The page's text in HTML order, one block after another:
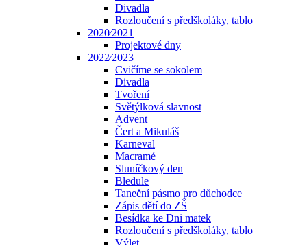
Divadla
Rozloučení s předškoláky, tablo
2020⁄2021
Projektové dny
2022⁄2023
Cvičíme se sokolem
Divadla
Tvoření
Světýlková slavnost
Advent
Čert a Mikuláš
Karneval
Macramé
Sluníčkový den
Bledule
Taneční pásmo pro důchodce
Zápis dětí do ZŠ
Besídka ke Dni matek
Rozloučení s předškoláky, tablo
Výlet